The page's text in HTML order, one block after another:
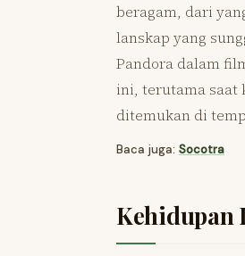
beragam, dari
lanskap yang
Pandora dalam
ini, terutama saat
ditemukan di
Baca juga: Socotra
Kehidupan